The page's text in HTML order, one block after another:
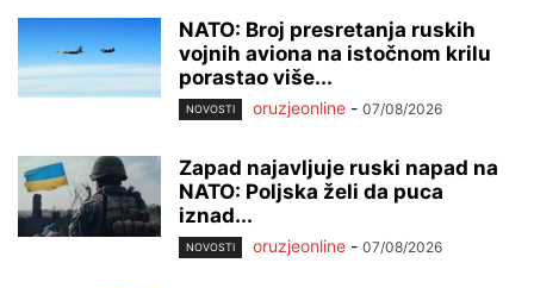
NATO: Broj presretanja ruskih
vojnih aviona na istočnom krilu
porastao više...
NOVOSTI oruzjeonline - 07/08/2026
Zapad najavljuje ruski napad na
NATO: Poljska želi da puca
iznad...
NOVOSTI oruzjeonline - 07/08/2026